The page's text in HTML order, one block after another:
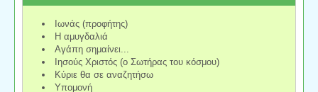
Ιωνάς (προφήτης)
Η αμυγδαλιά
Αγάπη σημαίνει...
Ιησούς Χριστός (ο Σωτήρας του κόσμου)
Κύριε θα σε αναζητήσω
Υπομονή